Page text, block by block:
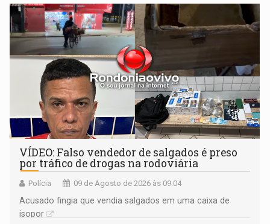
VÍDEO: Falso vendedor de salgados é preso
por tráfico de drogas na rodoviária
Polícia 09 de Agosto de 2026 às 09:04
Acusado fingia que vendia salgados em uma caixa de
isopor